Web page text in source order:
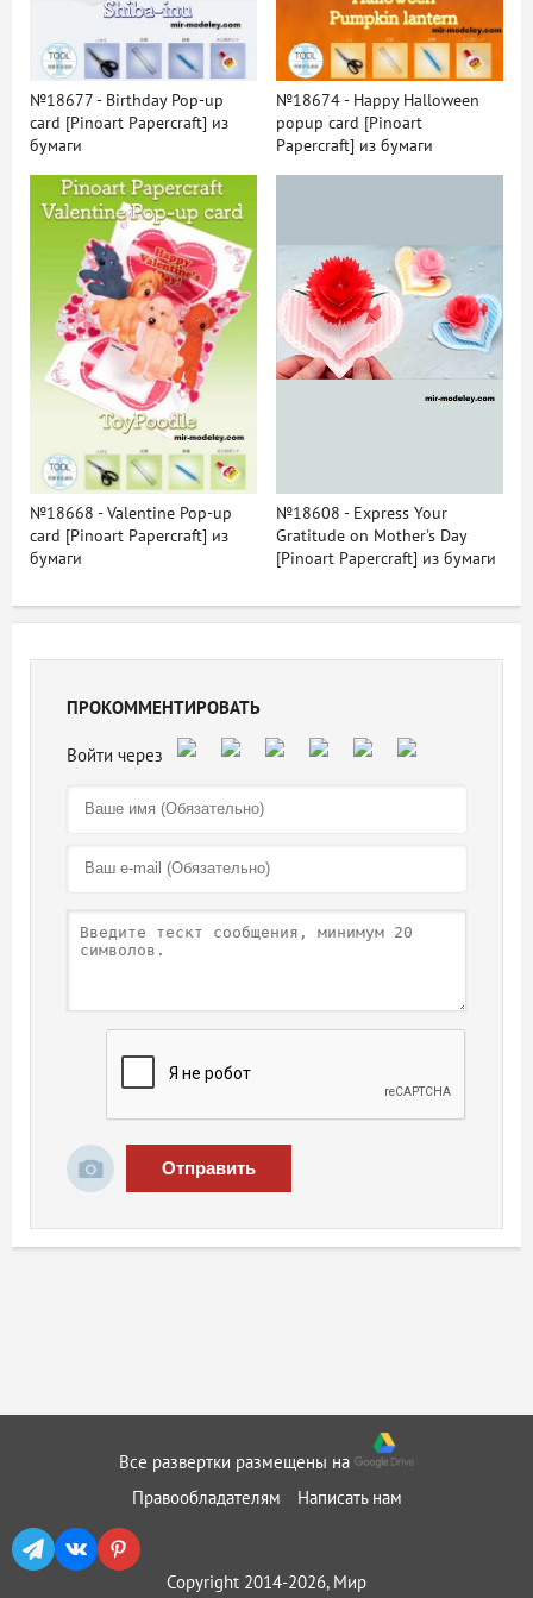
№18677 - Birthday Pop-up
card [Pinoart Papercraft] из
бумаги
№18674 - Happy Halloween
popup card [Pinoart
Papercraft] из бумаги
№18668 - Valentine Pop-up
card [Pinoart Papercraft] из
бумаги
№18608 - Express Your
Gratitude on Mother's Day
[Pinoart Papercraft] из бумаги
ПРОКОММЕНТИРОВАТЬ
Отправить
Все развертки размещены на
Правообладателям
Написать нам
Copyright 2014-2026, Мир